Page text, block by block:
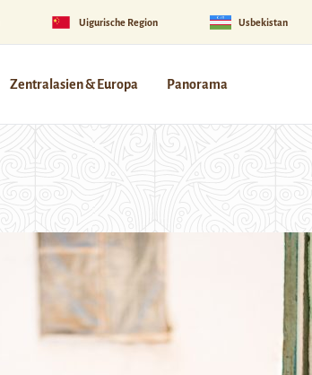
Uigurische Region Usbekistan
Zentralasien & Europa Panorama